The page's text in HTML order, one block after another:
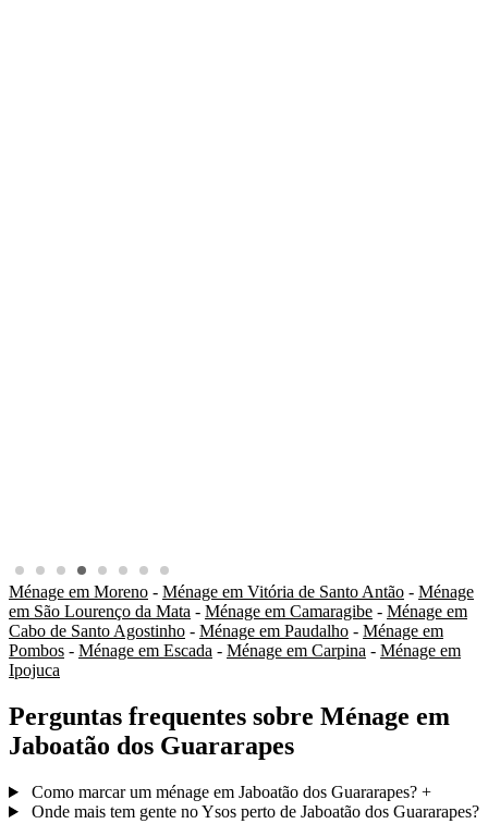
Ménage em Moreno - Ménage em Vitória de Santo Antão - Ménage
em São Lourenço da Mata - Ménage em Camaragibe - Ménage em
Cabo de Santo Agostinho - Ménage em Paudalho - Ménage em
Pombos - Ménage em Escada - Ménage em Carpina - Ménage em
Ipojuca
Perguntas frequentes sobre Ménage em
Jaboatão dos Guararapes
Como marcar um ménage em Jaboatão dos Guararapes? +
Onde mais tem gente no Ysos perto de Jaboatão dos Guararapes?